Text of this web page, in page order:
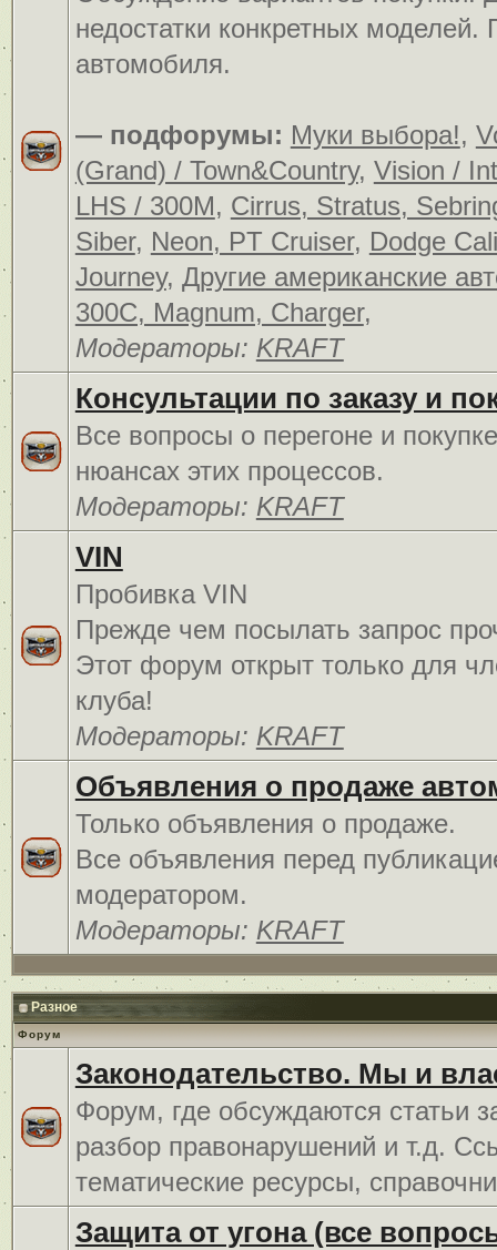
недостатки конкретных
автомобиля.
— подфорумы: Муки выбора!,
(Grand) / Town&Country, Vision /
LHS / 300M, Cirrus, Stratus,
Siber, Neon, PT Cruiser, Dodge
Journey, Другие американские
300C, Magnum, Charger,
Модераторы: KRAFT
Консультации по заказу и
Все вопросы о перегоне и
нюансах этих процессов.
Модераторы: KRAFT
VIN
Пробивка VIN
Прежде чем посылать запрос
Этот форум открыт только для
клуба!
Модераторы: KRAFT
Объявления о продаже
Только объявления о продаже.
Все объявления перед
модератором.
Модераторы: KRAFT
Разное
Форум
Законодательство. Мы и
Форум, где обсуждаются статьи
разбор правонарушений и т.д.
тематические ресурсы,
Защита от угона (все